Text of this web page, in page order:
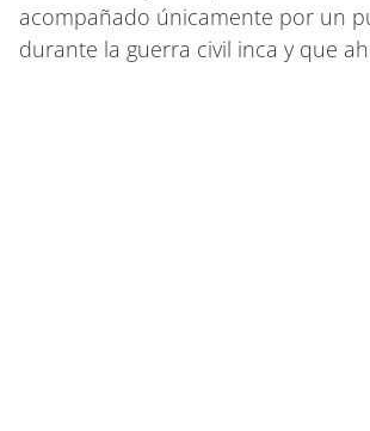
acompañado únicamente por un
durante la guerra civil inca y que